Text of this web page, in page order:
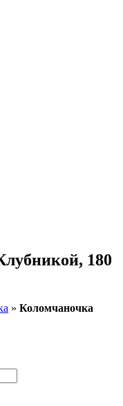
180
» Коломчаночка